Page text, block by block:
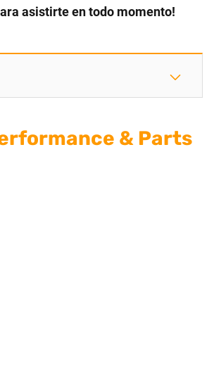
asistirte en todo momento!
& Parts